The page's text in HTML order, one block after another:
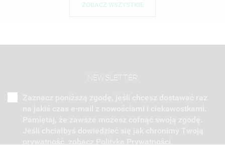
ZOBACZ WSZYSTKIE
NEWSLETTER